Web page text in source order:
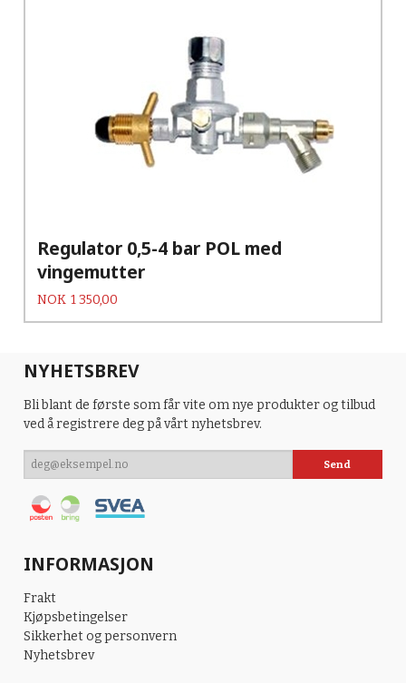
Regulator 0,5-4 bar POL med
vingemutter
Pris
NOK 1 350,00
NYHETSBREV
Bli blant de første som får vite om nye produkter og tilbud
ved å registrere deg på vårt nyhetsbrev.
INFORMASJON
Frakt
Kjøpsbetingelser
Sikkerhet og personvern
Nyhetsbrev